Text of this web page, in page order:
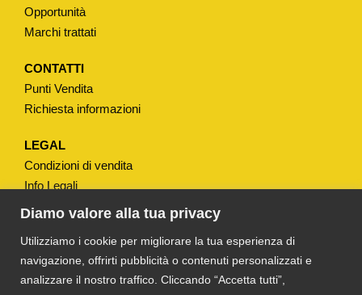
Diamo valore alla tua privacy
Utilizziamo i cookie per migliorare la tua esperienza di
navigazione, offrirti pubblicità o contenuti personalizzati e
analizzare il nostro traffico. Cliccando “Accetta tutti”,
q
a
n
Opportunità
Marchi trattati
CONTATTI
Punti Vendita
Richiesta informazioni
LEGAL
Condizioni di vendita
Info Legali
Note Legali